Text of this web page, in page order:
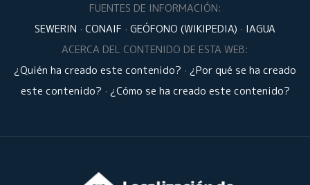
FUENTES DE INFORMACIÓN:
SEWERIN · CONAIF · GEÓFONO (WIKIPEDIA) · IAGUA
ACERCA DEL CONTENIDO DE ESTA WEB:
¿Quién ha creado este contenido? · ¿Por qué se ha creado
este contenido? · ¿Cómo se ha creado este contenido?